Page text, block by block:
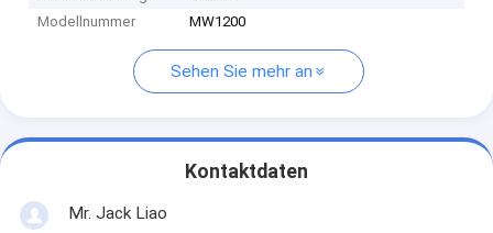
Modellnummer
MW1200
Sehen Sie mehr an
Kontaktdaten
Mr. Jack Liao